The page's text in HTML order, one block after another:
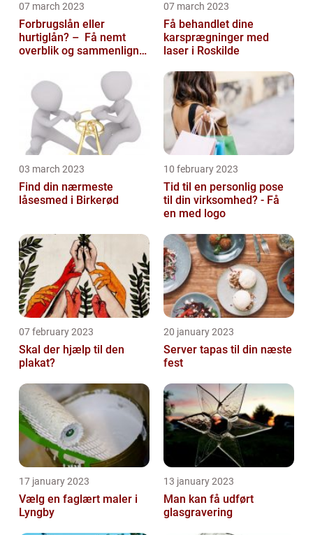
07 march 2023
Forbrugslån eller
hurtiglån? – Få nemt
overblik og sammenlign
07 march 2023
Få behandlet dine
karsprægninger med
laser i Roskilde
03 march 2023
Find din nærmeste
låsesmed i Birkerød
10 february 2023
Tid til en personlig pose
til din virksomhed? - Få
en med logo
07 february 2023
Skal der hjælp til den
plakat?
20 january 2023
Server tapas til din næste
fest
17 january 2023
Vælg en faglært maler i
Lyngby
13 january 2023
Man kan få udført
glasgravering